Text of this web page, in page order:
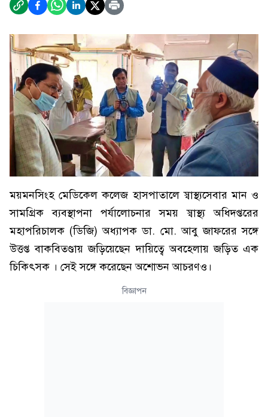
ময়মনসিংহ মেডিকেল কলেজ হাসপাতালে স্বাস্থ্যসেবার মান ও
সামগ্রিক ব্যবস্থাপনা পর্যালোচনার সময় স্বাস্থ্য অধিদপ্তরের
মহাপরিচালক (ডিজি) অধ্যাপক ডা. মো. আবু জাফরের সঙ্গে
উত্তপ্ত বাকবিতণ্ডায় জড়িয়েছেন দায়িত্বে অবহেলায় জড়িত এক
চিকিৎসক । সেই সঙ্গে করেছেন অশোভন আচরণও।
বিজ্ঞাপন